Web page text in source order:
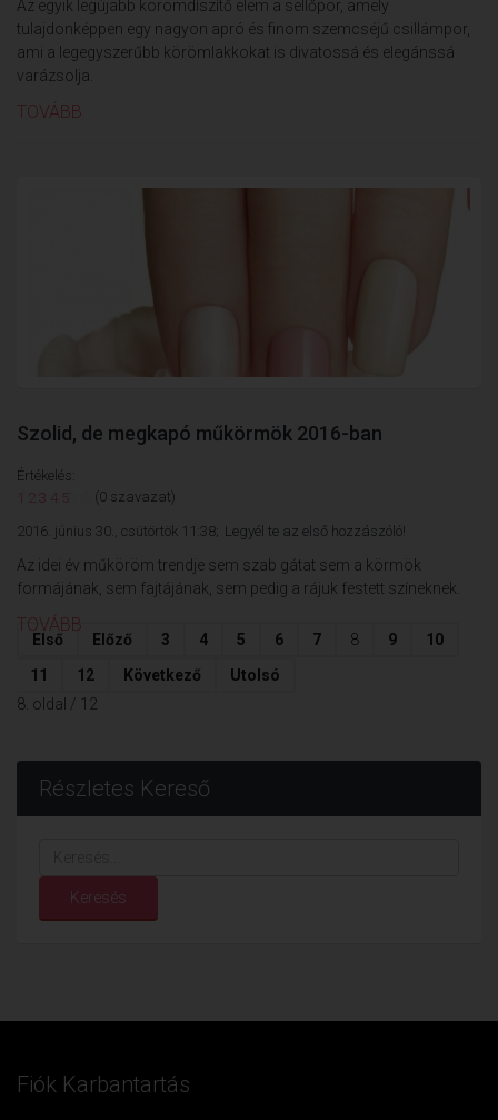
Az egyik legújabb körömdíszítő elem a sellőpor, amely
tulajdonképpen egy nagyon apró és finom szemcséjű csillámpor,
ami a legegyszerűbb körömlakkokat is divatossá és elegánssá
varázsolja.
TOVÁBB
Szolid, de megkapó műkörmök 2016-ban
Értékelés:
1 2 3 4 5 (0 szavazat)
2016. június 30., csütörtök 11:38; Legyél te az első hozzászóló!
Az idei év műköröm trendje sem szab gátat sem a körmök
formájának, sem fajtájának, sem pedig a rájuk festett színeknek.
TOVÁBB
Első Előző 3 4 5 6 7 8 9
10
11
12 Következő
Utolsó
8. oldal / 12
Részletes Kereső
Keresés
Fiók Karbantartás